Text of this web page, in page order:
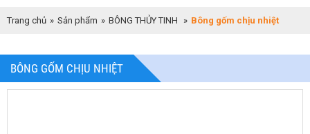
Trang chủ » Sản phẩm » BÔNG THỦY TINH » Bông gốm chịu nhiệt
BÔNG GỐM CHỊU NHIỆT